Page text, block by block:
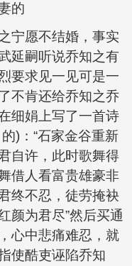
的
愿不结婚，事实
延嗣听说乔知之有
要求见一见可是一
不肯还给乔知之乔
细娟上写了一首诗
)：“石家金谷重新
自许，此时歌舞得
借人看富贵雄豪非
终不忍，徒劳掩袂
颜为君尽”然后买通
心中悲痛难忍，就
使酷吏诬陷乔知